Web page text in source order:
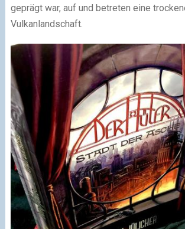
geprägt war, auf und betreten eine
Vulkanlandschaft.